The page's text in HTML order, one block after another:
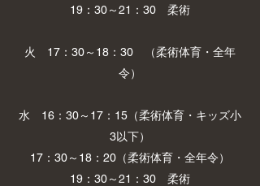
19：30～21：30 柔術
火 17：30～18：30 （柔術体育・全年
令）
水 16：30～17：15（柔術体育・キッズ小
3以下）
17：30～18：20（柔術体育・全年令）
19：30～21：30 柔術